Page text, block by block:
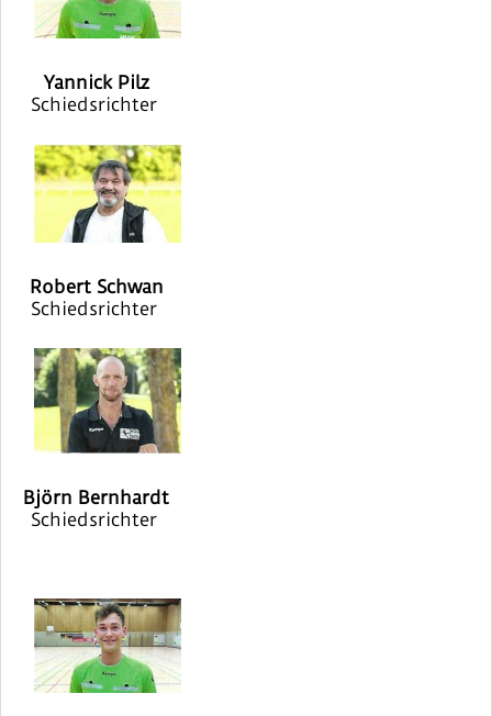
Yannick Pilz
Schiedsrichter
Robert Schwan
Schiedsrichter
Björn Bernhardt
Schiedsrichter